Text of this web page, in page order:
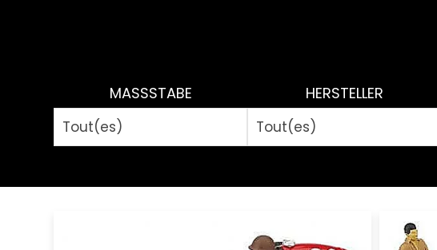
MASSSTABE HERSTELLER